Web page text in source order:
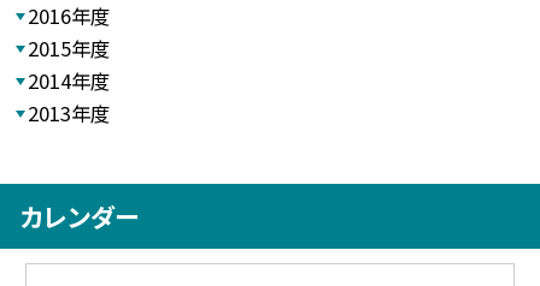
2016年度
2015年度
2014年度
2013年度
カレンダー